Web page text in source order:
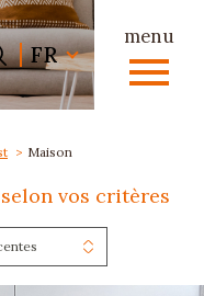
menu
Langue
FR
Langue
FR
Maison
vos critères